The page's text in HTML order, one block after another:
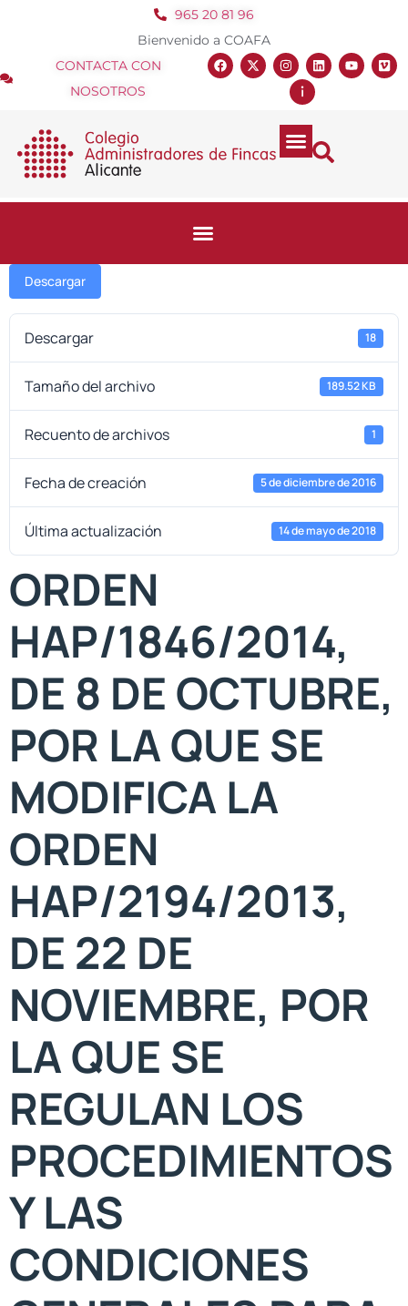
965 20 81 96
Bienvenido a COAFA
CONTACTA CON
NOSOTROS
Descargar
Descargar 18
Tamaño del archivo 189.52 KB
Recuento de archivos 1
Fecha de creación 5 de diciembre de 2016
Última actualización 14 de mayo de 2018
ORDEN
HAP/1846/2014,
DE 8 DE OCTUBRE,
POR LA QUE SE
MODIFICA LA
ORDEN
HAP/2194/2013,
DE 22 DE
NOVIEMBRE, POR
LA QUE SE
REGULAN LOS
PROCEDIMIENTOS
Y LAS
CONDICIONES